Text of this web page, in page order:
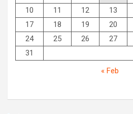
10
11 12 13
17
18 19 20
24
25 26 27
31
« Feb